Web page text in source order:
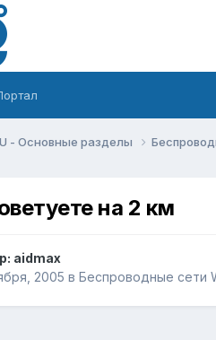
- Основные разделы
на 2 км
aidmax
2005 в Беспроводные сети